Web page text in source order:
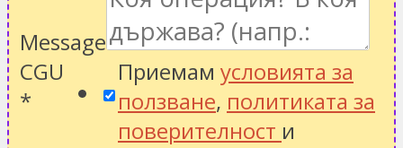
Message
CGU
*
Приемам условията за
ползване, политиката за
поверителност и